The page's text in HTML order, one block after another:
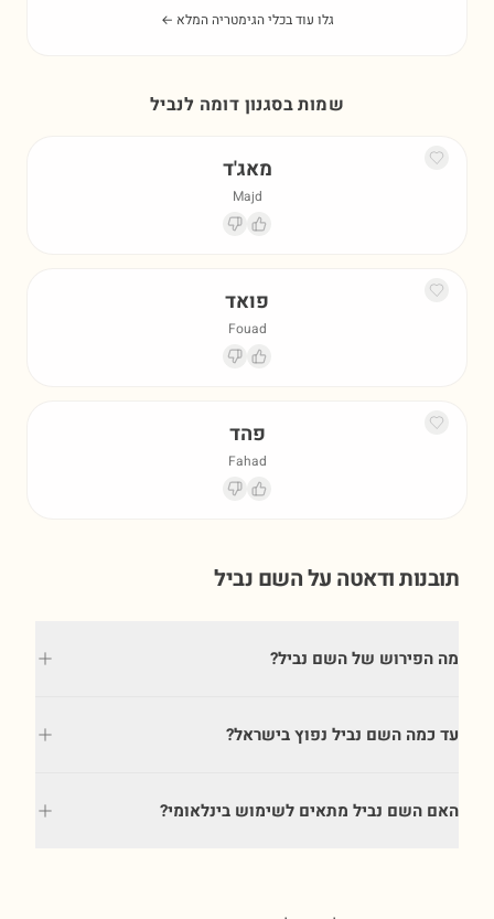
גלו עוד בכלי הגימטריה המלא ←
שמות בסגנון דומה לנביל
מאג'ד
Majd
פואד
Fouad
פהד
Fahad
תובנות ודאטה על השם נביל
מה הפירוש של השם נביל?
עד כמה השם נביל נפוץ בישראל?
האם השם נביל מתאים לשימוש בינלאומי?